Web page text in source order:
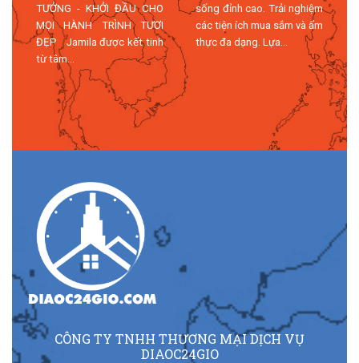
TƯỞNG - KHỞI ĐẦU CHO
MỌI HÀNH TRÌNH TƯƠI
ĐẸP Jamila được kết tinh
từ tâm...
sống đỉnh cao. Trải nghiệm
các tiện ích mua sắm và ẩm
thực đa dạng. Lựa...
CÔNG TY TNHH THƯƠNG MẠI DỊCH VỤ
DIAOC24GIO